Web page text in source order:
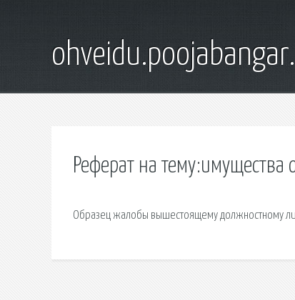
Реферат на тему:имущества
Образец жалобы вышестоящему должностному